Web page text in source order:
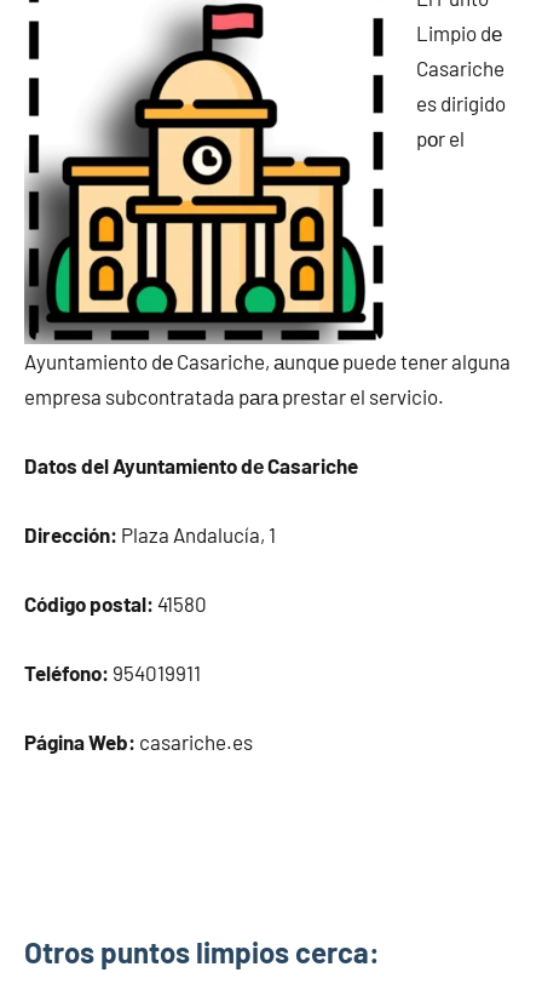
Limpio dе
Casariche
es dirigido
pοr el
Ayuntamiento dе Casariche, аunquе puede tener alguna
empresa subcontratada pаrа prestar el servicio.
Datos del Ayuntamiento dе Casariche
Dirección: Plaza Andalucía, 1
Código postal: 41580
Teléfono: 954019911
Página Web: casariche.es
Otros puntos limpios cerca: